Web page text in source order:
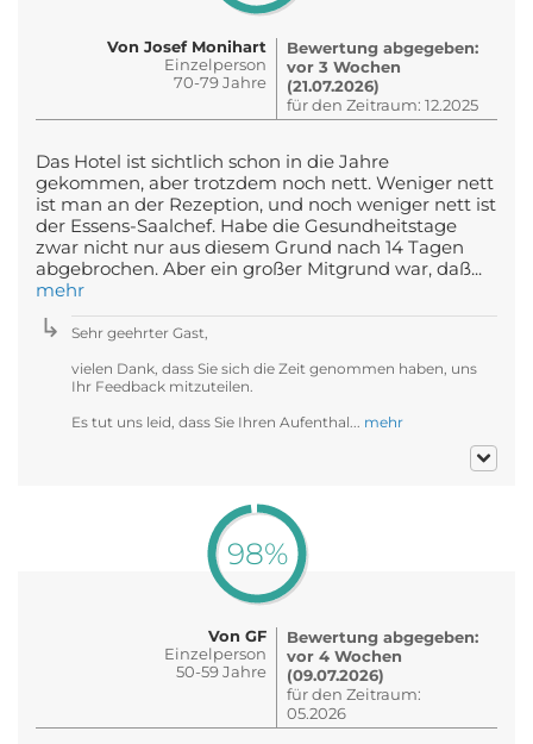
Von Josef Monihart
Einzelperson
70-79 Jahre
Bewertung abgegeben:
vor 3 Wochen
(21.07.2026)
für den Zeitraum: 12.2025
Das Hotel ist sichtlich schon in die Jahre
gekommen, aber trotzdem noch nett. Weniger nett
ist man an der Rezeption, und noch weniger nett ist
der Essens-Saalchef. Habe die Gesundheitstage
zwar nicht nur aus diesem Grund nach 14 Tagen
abgebrochen. Aber ein großer Mitgrund war, daß...
mehr
Sehr geehrter Gast,
vielen Dank, dass Sie sich die Zeit genommen haben, uns
Ihr Feedback mitzuteilen.
Es tut uns leid, dass Sie Ihren Aufenthal... mehr
98%
Von GF
Einzelperson
50-59 Jahre
Bewertung abgegeben:
vor 4 Wochen
(09.07.2026)
für den Zeitraum:
05.2026